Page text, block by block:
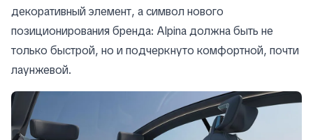
декоративный элемент, а символ нового
позиционирования бренда: Alpina должна быть не
только быстрой, но и подчеркнуто комфортной, почти
лаунжевой.